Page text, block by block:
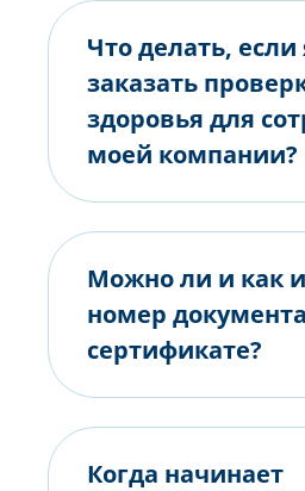
Что делать, если
заказать
здоровья для
моей компании?
Можно ли и как
номер
сертификате?
Когда начинает